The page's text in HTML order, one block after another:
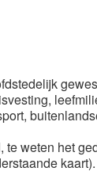
weten het
kaart).